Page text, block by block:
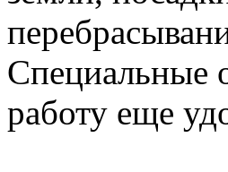
Специальные
работу еще